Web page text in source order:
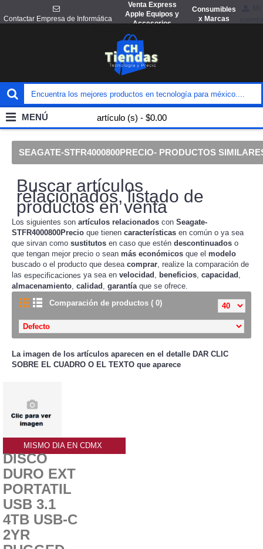
Contactar Empresa de Informática
Venta Express
Apple Equipos y
Accesorios
Consumibles
x Marcas
artículo (s) - $0.00
MENÚ
SEAGATE-STFR4000800PRECIO- PRODUCTOS
Buscar artículos
relacionados, listado de
productos en venta
Los siguientes son artículos relacionados con Seagate-
STFR4000800Precio que tienen características en común o ya sea
que sirvan como sustitutos en caso que estén descontinuados o
que tengan mejor precio o sean más económicos que el modelo
buscado o el producto que desea comprar, realize la comparación de
las especificaciones ya sea en velocidad , beneficios, capacidad ,
almacenamiento calidad garantía que se ofrece.
Comparación de productos ( 0)
La imagen de los artículos aparecen en el detalle DAR CLIC
SOBRE EL CUADRO O EL TEXTO que aparece
MISMO DIA EN CDMX
DISCO
DURO EXT
PORTATIL
USB 3.1
4TB USB-C
2YR